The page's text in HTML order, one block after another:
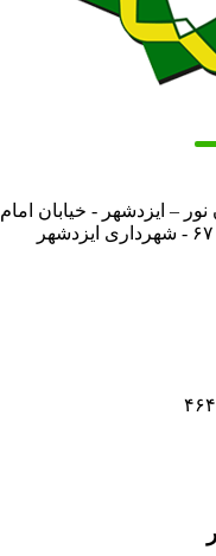
– ایزدشهر - خیابان امام